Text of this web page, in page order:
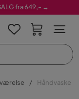
fra 649,- →
Håndvaske